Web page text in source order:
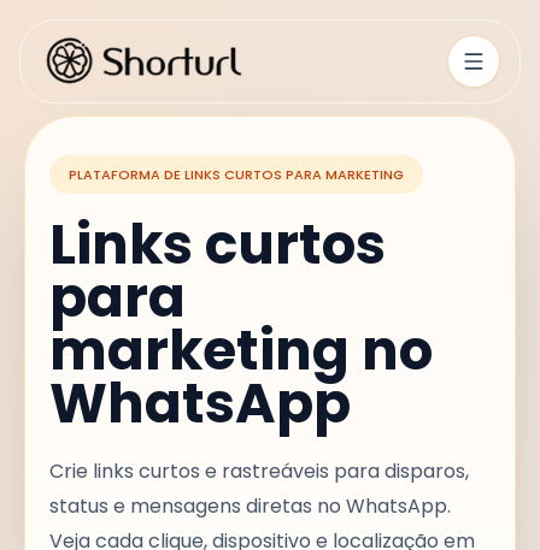
PLATAFORMA DE LINKS CURTOS PARA MARKETING
Links curtos
para
marketing no
WhatsApp
Crie links curtos e rastreáveis para disparos,
status e mensagens diretas no WhatsApp.
Veja cada clique, dispositivo e localização em